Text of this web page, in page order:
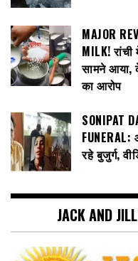
MAJOR
MILK!
सामने आया,
का आरोप
SONIPAT
रहे बुजुर्ग,
JACK AND